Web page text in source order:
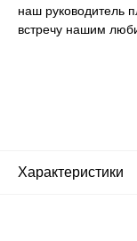
наш руководитель
встречу нашим
Характеристики